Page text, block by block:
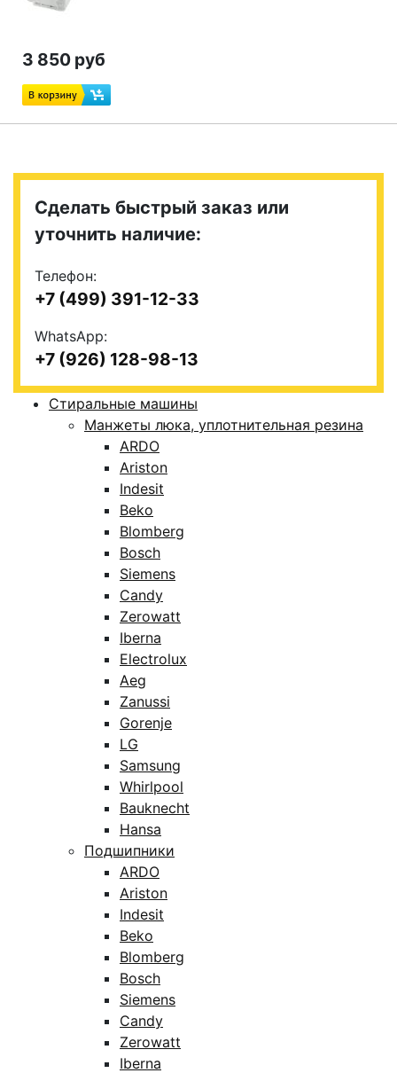
3 850 руб
Сделать быстрый заказ или
уточнить наличие:
Телефон:
+7 (499) 391-12-33
WhatsApp:
+7 (926) 128-98-13
Стиральные машины
Манжеты люка, уплотнительная резина
ARDO
Ariston
Indesit
Beko
Blomberg
Bosch
Siemens
Candy
Zerowatt
Iberna
Electrolux
Aeg
Zanussi
Gorenje
LG
Samsung
Whirlpool
Bauknecht
Hansa
Подшипники
ARDO
Ariston
Indesit
Beko
Blomberg
Bosch
Siemens
Candy
Zerowatt
Iberna